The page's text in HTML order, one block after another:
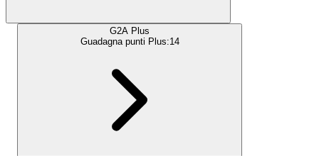
G2A Plus
Guadagna punti Plus:14